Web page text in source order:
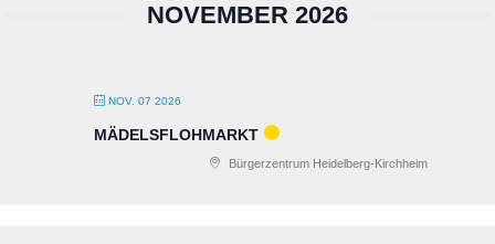
NOVEMBER 2026
NOV. 07 2026
MÄDELSFLOHMARKT
Bürgerzentrum Heidelberg-Kirchheim